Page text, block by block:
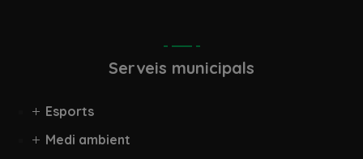
Serveis municipals
Esports
Medi ambient